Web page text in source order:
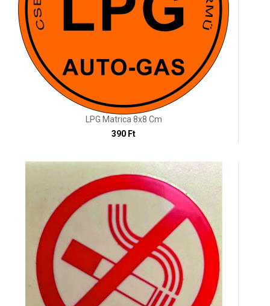
LPG Matrica 8x8 Cm
390 Ft